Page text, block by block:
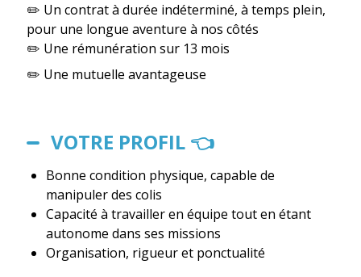
✏️ Un contrat à durée indéterminé, à temps plein,
pour une longue aventure à nos côtés
✏️ Une rémunération sur 13 mois
✏️ Une mutuelle avantageuse
VOTRE PROFIL 👈
Bonne condition physique, capable de
manipuler des colis
Capacité à travailler en équipe tout en étant
autonome dans ses missions
Organisation, rigueur et ponctualité